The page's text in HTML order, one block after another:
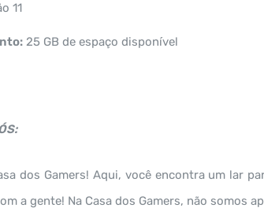
11
25 GB de espaço disponível
dos Gamers! Aqui, você encontra um lar
a gente! Na Casa dos Gamers, não